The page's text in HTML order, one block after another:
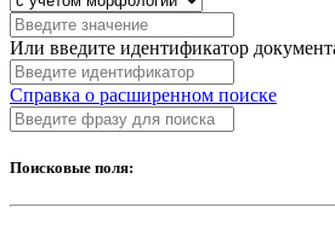
Или введите идентификатор
Справка о расширенном поиске
Поисковые поля: